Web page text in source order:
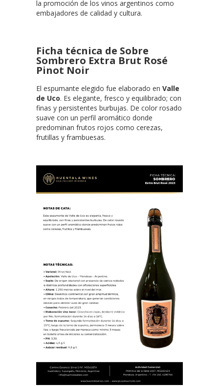
la promoción de los vinos argentinos como
embajadores de calidad y cultura.
Ficha técnica de Sobre
Sombrero Extra Brut Rosé
Pinot Noir
El espumante elegido fue elaborado en Valle
de Uco. Es elegante, fresco y equilibrado; con
finas y persistentes burbujas. De color rosado
suave con un perfil aromático donde
predominan frutos rojos como cerezas,
frutillas y frambuesas.